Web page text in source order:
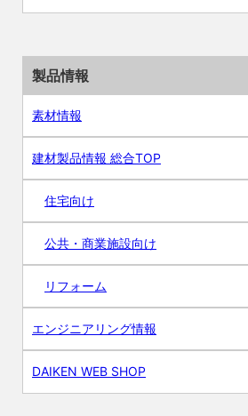
製品情報
素材情報
建材製品情報 総合TOP
住宅向け
公共・商業施設向け
リフォーム
エンジニアリング情報
DAIKEN WEB SHOP